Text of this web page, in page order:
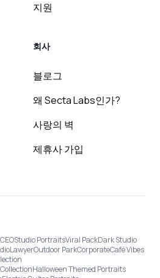
지원
회사
블로그
왜 Secta Labs인가?
사랑의 벽
제휴사 가입
CEOStudio PortraitsViral PackDark Studio
LawyerOutdoor ParkCorporateCafé Vibes
Halloween Themed Portraits